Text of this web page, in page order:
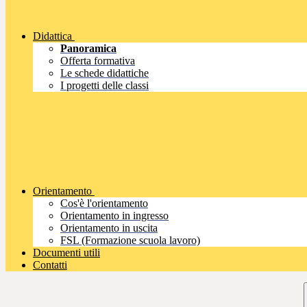
Didattica
Panoramica
Offerta formativa
Le schede didattiche
I progetti delle classi
Orientamento
Cos'è l'orientamento
Orientamento in ingresso
Orientamento in uscita
FSL (Formazione scuola lavoro)
Documenti utili
Contatti